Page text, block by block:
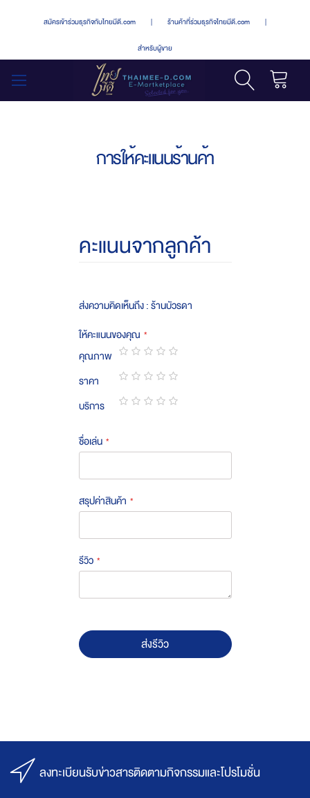
สมัครเข้าร่วมธุรกิจกับไทยมีดี.com | ร้านค้าที่ร่วมธุรกิจไทยมีดี.com |
สำหรับผู้ขาย
การให้คะแนนร้านค้า
คะแนนจากลูกค้า
ส่งความคิดเห็นถึง : ร้านบัวรดา
ให้คะแนนของคุณ
คุณภาพ
1
star
2
stars
3
stars
4
stars
5
stars
ราคา
1
star
2
stars
3
stars
4
stars
5
stars
บริการ
ชื่อเล่น
สรุปค่าสินค้า
รีวิว
ส่งรีวิว
ลงทะเบียนรับข่าวสารติดตามกิจกรรมและโปรโมชั่น